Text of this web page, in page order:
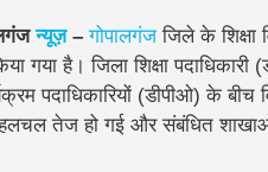
न्यूज़–गोपालगंजजिले के शिक्षा
गया है। जिला शिक्षा
पदाधिकारियों (डीपीओ) के
में हलचल तेज हो गई और संबंधित